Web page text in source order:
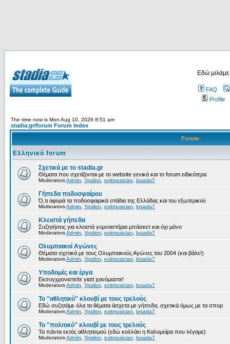
Εδώ
FAQ
Profile
The time now is Mon Aug 10, 2026 8:51 am
stadia.gr/forum Forum Index
Forum
Ελληνικό forum
Σχετικά με το stadia.gr
Θέματα που σχετίζονται με το website γενικά και το forum ειδικότερα
ModeratorsAdmin Ypsilon exitmusician losada7
Γήπεδα ποδοσφαίρου
Ό,τι αφορά τα ποδοσφαιρικά στάδια της Ελλάδας και του εξωτερικού
ModeratorsAdmin Ypsilon exitmusician losada7
Κλειστά γήπεδα
Συζητήσεις για κλειστά γυμναστήρια μπάσκετ και όχι μόνο
ModeratorsAdmin Ypsilon exitmusician losada7
Ολυμπιακοί Αγώνες
Θέματα σχετικά με τους Ολυμπιακούς Αγώνες του 2004 (και βάλε!)
ModeratorsAdmin Ypsilon exitmusician losada7
Υποδομές και έργα
Εκσυγχρονιστείτε γιατί χανόμαστε!
ModeratorsAdmin Ypsilon exitmusician losada7
Το "αθλητικό" κλουβί με τους τρελούς
Εδώ συζητάμε όλα τα θέματα άσχετα με γήπεδα, σχετικά όμως με τα σπορ
ModeratorsAdmin Ypsilon exitmusician losada7
Το "πολιτικό" κλουβί με τους τρελούς
Τα πάντα εκτός αθλητισμού (εδώ κολλάει η Καλομοίρα που λέγαμε)
ModeratorsAdmin Ypsilon exitmusician losada7